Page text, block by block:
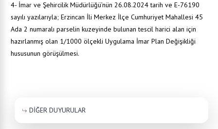
4- İmar ve Şehircilik Müdürlüğü’nün 26.08.2024 tarih ve E-76190
sayılı yazılarıyla; Erzincan İli Merkez İlçe Cumhuriyet Mahallesi 45
Ada 2 numaralı parselin kuzeyinde bulunan tescil harici alan için
hazırlanmış olan 1/1000 ölçekli Uygulama İmar Plan Değişikliği
hususunun görüşülmesi.
DİĞER DUYURULAR